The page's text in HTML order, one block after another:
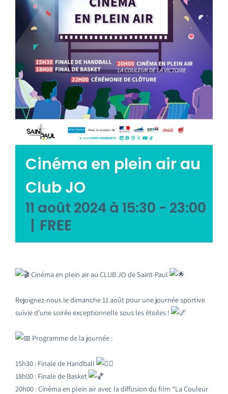
Emploi tourisme
Contact
Cinéma en plein air au
Club JO
11 août 2024 à 15:30 - 23:00
| FREE
Cinéma en plein air au CLUB JO de Saint-Paul
Rejoignez-nous le dimanche 11 août pour une journée sportive
suivie d’une soirée exceptionnelle sous les étoiles !
Programme de la journée :
15h30 : Finale de Handball
18h00 : Finale de Basket
20h00 : Cinéma en plein air avec la diffusion du film “La Couleur